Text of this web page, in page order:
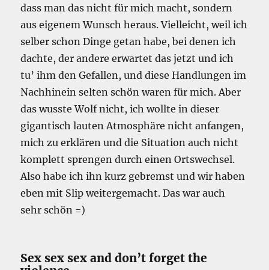
dass man das nicht für mich macht, sondern
aus eigenem Wunsch heraus. Vielleicht, weil ich
selber schon Dinge getan habe, bei denen ich
dachte, der andere erwartet das jetzt und ich
tu’ ihm den Gefallen, und diese Handlungen im
Nachhinein selten schön waren für mich. Aber
das wusste Wolf nicht, ich wollte in dieser
gigantisch lauten Atmosphäre nicht anfangen,
mich zu erklären und die Situation auch nicht
komplett sprengen durch einen Ortswechsel.
Also habe ich ihn kurz gebremst und wir haben
eben mit Slip weitergemacht. Das war auch
sehr schön =)
Sex sex sex and don’t forget the